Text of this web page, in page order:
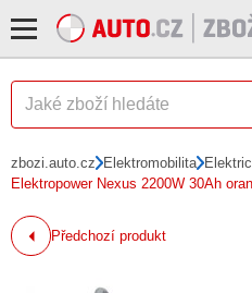
zbozi.auto.cz Elektromobilita
Elektropower Nexus 2200W 30Ah
Předchozí produkt